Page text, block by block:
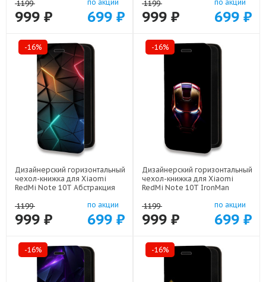
1199
999 ₽
по акции
699 ₽
1199
999 ₽
по акции
699 ₽
-16%
Дизайнерский горизонтальный
чехол-книжка для Xiaomi
RedMi Note 10T Абстракция
1199
999 ₽
по акции
699 ₽
-16%
Дизайнерский горизонтальный
чехол-книжка для Xiaomi
RedMi Note 10T IronMan
1199
999 ₽
по акции
699 ₽
-16% -16%